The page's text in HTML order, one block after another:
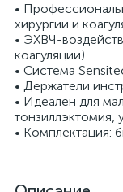
•
хирургии и
• ЭХВЧ-
коагуляции).
• Система
• Держатели
• Идеален для
тонзиллэктомия,
• Комплектация: